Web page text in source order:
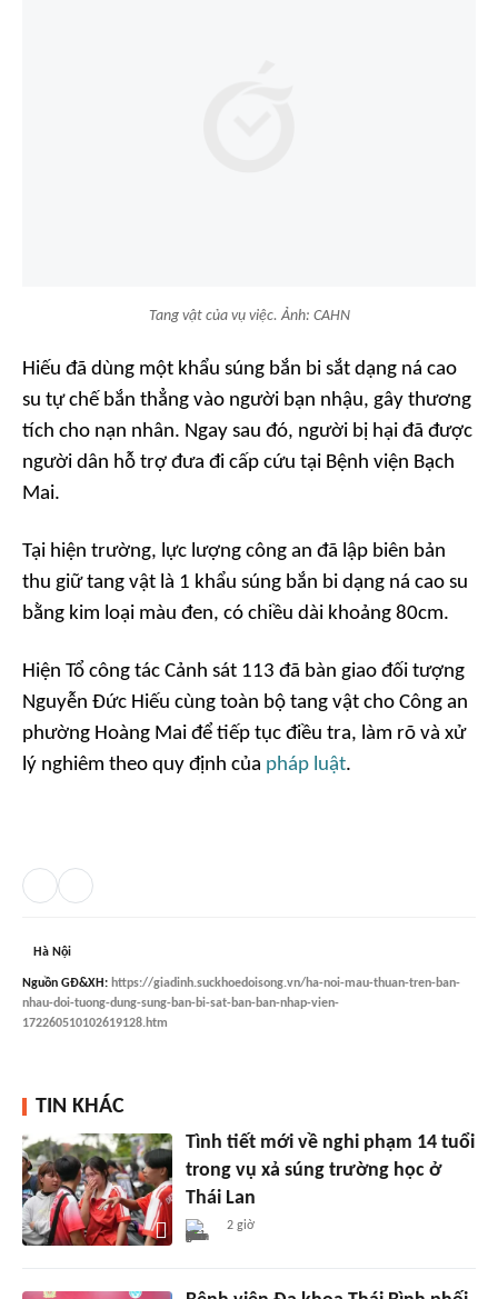
Tang vật của vụ việc. Ảnh: CAHN
Hiếu đã dùng một khẩu súng bắn bi sắt dạng ná cao
su tự chế bắn thẳng vào người bạn nhậu, gây thương
tích cho nạn nhân. Ngay sau đó, người bị hại đã được
người dân hỗ trợ đưa đi cấp cứu tại Bệnh viện Bạch
Mai.
Tại hiện trường, lực lượng công an đã lập biên bản
thu giữ tang vật là 1 khẩu súng bắn bi dạng ná cao su
bằng kim loại màu đen, có chiều dài khoảng 80cm.
Hiện Tổ công tác Cảnh sát 113 đã bàn giao đối tượng
Nguyễn Đức Hiếu cùng toàn bộ tang vật cho Công an
phường Hoàng Mai để tiếp tục điều tra, làm rõ và xử
lý nghiêm theo quy định của pháp luật.
Hà Nội
Nguồn GĐ&XH: https://giadinh.suckhoedoisong.vn/ha-noi-mau-thuan-tren-ban-
nhau-doi-tuong-dung-sung-ban-bi-sat-ban-ban-nhap-vien-
172260510102619128.htm
TIN KHÁC
Tình tiết mới về nghi phạm 14 tuổi
trong vụ xả súng trường học ở
Thái Lan
2 giờ